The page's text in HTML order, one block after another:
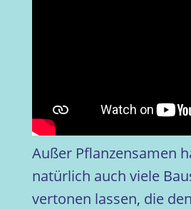
Außer Pflanzensamen
natürlich auch viele
vertonen lassen, die